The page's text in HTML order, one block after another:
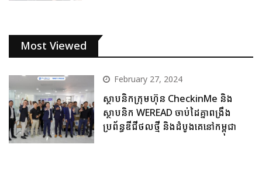
Most Viewed
February 27, 2024
ស្ថាបនិកក្រុមហ៊ុន CheckinMe និង
ស្ថាបនិក WEREAD ចាប់ដៃគ្នាពង្រឹង
ប្រព័ន្ធឌីជីថលថ្មី និងដំបូងគេនៅកម្ពុជា